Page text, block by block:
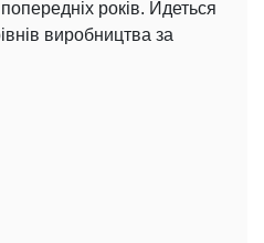
років. Йдеться
виробництва за